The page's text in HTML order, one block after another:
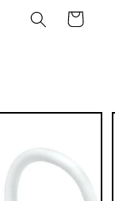
Carrello